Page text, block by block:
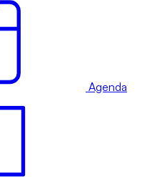
Agenda